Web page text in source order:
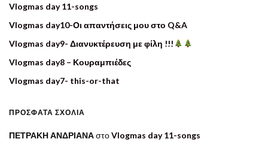
Vlogmas day 11-songs
Vlogmas day10-Οι απαντήσεις μου στο Q&A
Vlogmas day9- Διανυκτέρευση με φίλη !!!
Vlogmas day8 – Κουραμπιέδες
Vlogmas day7- this-or-that
ΠΡΌΣΦΑΤΑ ΣΧΌΛΙΑ
ΠΕΤΡΑΚΗ ΑΝΔΡΙΑΝΑστοVlogmas day 11-songs